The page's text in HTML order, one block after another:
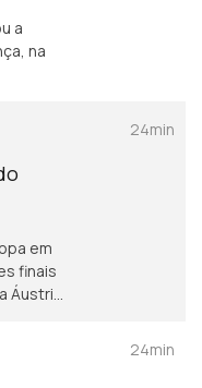
a
na
em
finais
Áustria
24min
24min